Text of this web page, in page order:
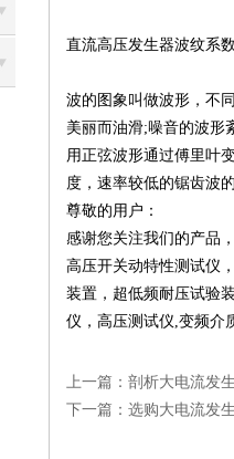
直流高压发生器波纹系
波的图象叫做波形，不
美丽而油滑;噪音的波形
用正弦波形通过傅里叶
度，速率较低的锯齿波
尊敬的用户：
感谢您关注我们的产品
高压开关动特性测试仪
装置 ， 超低频耐压试验
仪 ， 高压测试仪,变频介
上一篇： 剖析大电流发
下一篇： 选购大电流发